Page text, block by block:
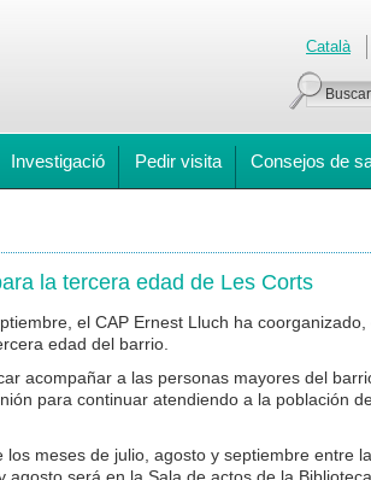
Català
Investigació Pedir visita Consejos de
la tercera edad de Les Corts
el CAP Ernest Lluch ha
edad del barrio.
acompañar a las personas mayores del
para continuar atendiendo a la población
meses de julio, agosto y septiembre entre